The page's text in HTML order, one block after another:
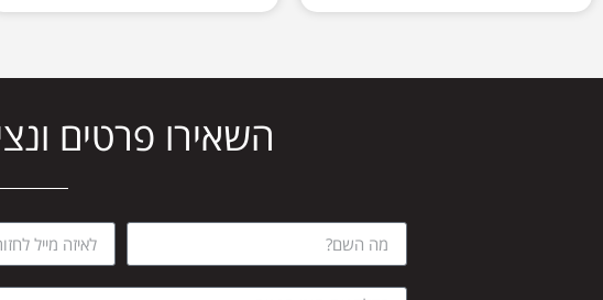
השאירו פרטים